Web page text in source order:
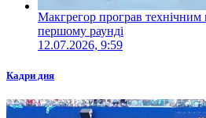
Макгрегор програв
першому раунді
12.07.2026, 9:59
Кадри дня